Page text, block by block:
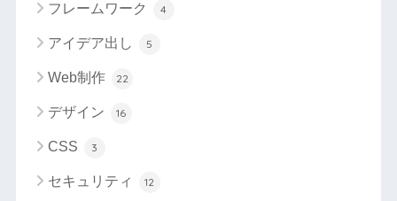
フレームワーク 4
アイデア出し 5
Web制作 22
デザイン 16
CSS 3
セキュリティ 12